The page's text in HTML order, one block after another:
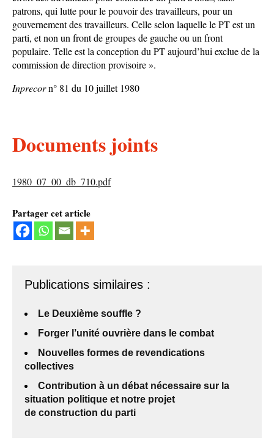
patrons, qui lutte pour le pouvoir des travailleurs, pour un
gouvernement des travailleurs. Celle selon laquelle le PT est un
parti, et non un front de groupes de gauche ou un front
populaire. Telle est la conception du PT aujourd’hui exclue de la
commission de direction provisoire ».
Inprecorn° 81 du 10 juillet 1980
Documents joints
1980_07_00_db_710.pdf
Partager cet article
Publications similaires :
Le Deuxième souffle ?
Forger l’unité ouvrière dans le combat
Nouvelles formes de revendications
collectives
Contribution à un débat nécessaire sur la
situation politique et notre projet
de construction du parti